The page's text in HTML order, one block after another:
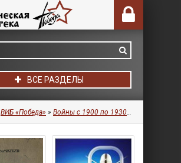
ВСЕ РАЗДЕЛЫ
ВИБ «Победа» » Войны с 1900 по 1930 гг.